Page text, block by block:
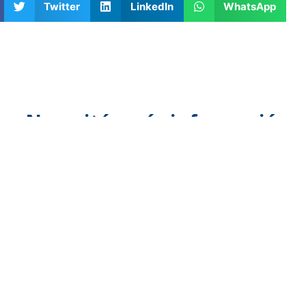
Twitter LinkedIn WhatsApp
¿Necesitás más información